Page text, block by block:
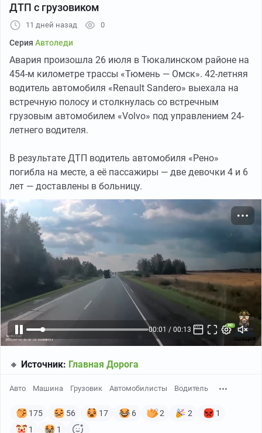
ДТП с грузовиком
11 дней назад 0
Серия Автоледи
Авария произошла 26 июля в Тюкалинском районе на
454-м километре трассы «Тюмень — Омск». 42-летняя
водитель автомобиля «Renault Sandero» выехала на
встречную полосу и столкнулась со встречным
грузовым автомобилем «Volvo» под управлением 24-
летнего водителя.
В результате ДТП водитель автомобиля «Рено»
погибла на месте, а её пассажиры — две девочки 4 и 6
лет — доставлены в больницу.
🔸 Источник: Главная Дорога
Авто Машина Грузовик Автомобилисты Водитель
175 56 17 6 2 2
1
1
1